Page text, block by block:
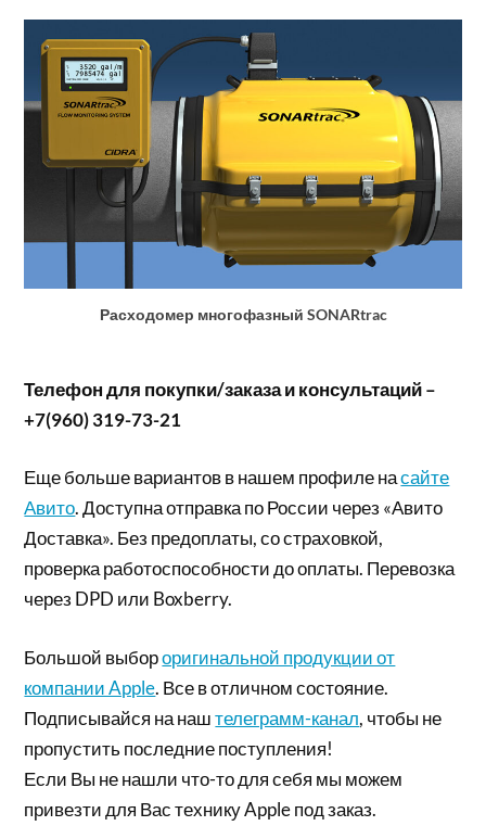
Расходомер многофазный SONARtrac
Телефон для покупки/заказа и консультаций –
+7(960) 319-73-21
Еще больше вариантов в нашем профиле насайте
Авито. Доступна отправка по России через «Авито
Доставка». Без предоплаты, со страховкой,
проверка работоспособности до оплаты. Перевозка
через DPD или Boxberry.
Большой выбороригинальной продукции от
компании Apple. Все в отличном состояние.
Подписывайся на наштелеграмм-канал, чтобы не
пропустить последние поступления!
Если Вы не нашли что-то для себя мы можем
привезти для Вас технику Apple под заказ.